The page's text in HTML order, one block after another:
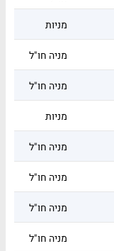
מניות
מניה חו"ל
מניה חו"ל
מניות
מניה חו"ל
מניה חו"ל
מניה חו"ל
מניה חו"ל